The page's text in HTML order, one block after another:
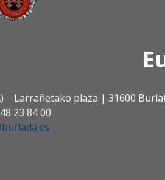
Larrañetako plaza | 31600
23 84 00